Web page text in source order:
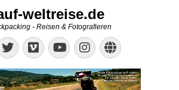
weltreise.de
- Reisen & Fotografieren
Twitter
Vimeo
YouTube
Instagram
Website